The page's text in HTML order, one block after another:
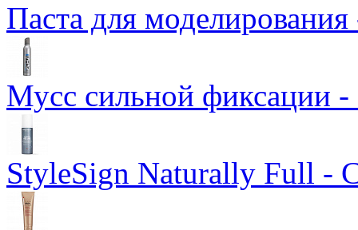
Паста для
Мусс сильной фиксации
StyleSign Naturally Full -